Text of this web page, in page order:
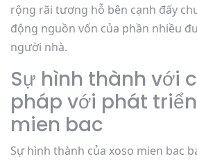
rộng rãi tương hỗ bên cạnh đấy
động nguồn vốn của phần nhiều
người nhà.
Sự hình thành với
pháp với phát
mien bac
Sự hình thành của xoso mien bac